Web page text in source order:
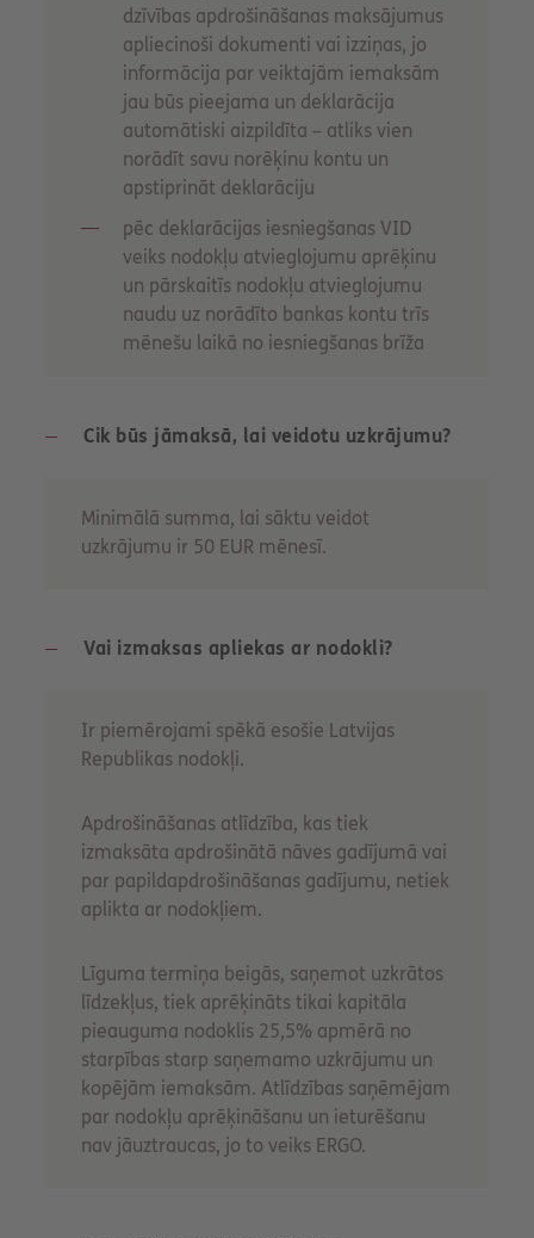
dzīvības apdrošināšanas maksājumus
apliecinoši dokumenti vai izziņas, jo
informācija par veiktajām iemaksām
jau būs pieejama un deklarācija
automātiski aizpildīta – atliks vien
norādīt savu norēķinu kontu un
apstiprināt deklarāciju
pēc deklarācijas iesniegšanas VID
veiks nodokļu atvieglojumu aprēķinu
un pārskaitīs nodokļu atvieglojumu
naudu uz norādīto bankas kontu trīs
mēnešu laikā no iesniegšanas brīža
Cik būs jāmaksā, lai veidotu uzkrājumu?
Minimālā summa, lai sāktu veidot
uzkrājumu ir 50 EUR mēnesī.
Vai izmaksas apliekas ar nodokli?
Ir piemērojami spēkā esošie Latvijas
Republikas nodokļi.
Apdrošināšanas atlīdzība, kas tiek
izmaksāta apdrošinātā nāves gadījumā vai
par papildapdrošināšanas gadījumu, netiek
aplikta ar nodokļiem.
Līguma termiņa beigās, saņemot uzkrātos
līdzekļus, tiek aprēķināts tikai kapitāla
pieauguma nodoklis 25,5% apmērā no
starpības starp saņemamo uzkrājumu un
kopējām iemaksām. Atlīdzības saņēmējam
par nodokļu aprēķināšanu un ieturēšanu
nav jāuztraucas, jo to veiks ERGO.